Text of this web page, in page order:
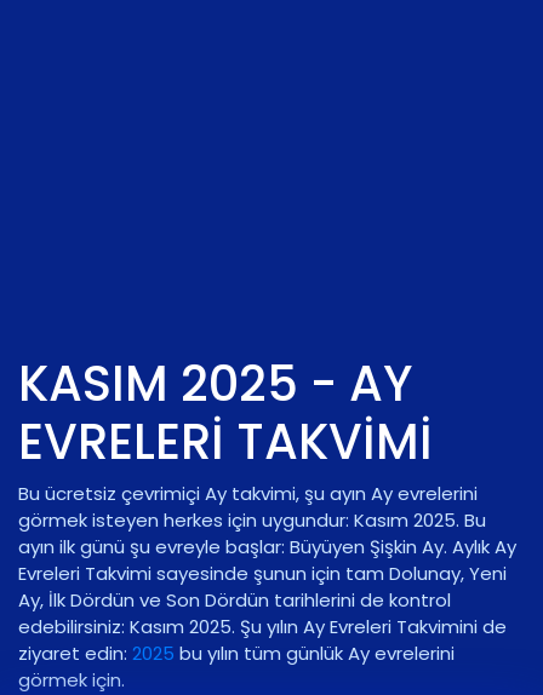
KASIM 2025 - AY
EVRELERI TAKVIMI
Bu ücretsiz çevrimiçi Ay takvimi, şu ayın Ay evrelerini
görmek isteyen herkes için uygundur: Kasım 2025. Bu
ayın ilk günü şu evreyle başlar: Büyüyen Şişkin Ay. Aylık Ay
Evreleri Takvimi sayesinde şunun için tam Dolunay, Yeni
Ay, İlk Dördün ve Son Dördün tarihlerini de kontrol
edebilirsiniz: Kasım 2025. Şu yılın Ay Evreleri Takvimini de
ziyaret edin: 2025 bu yılın tüm günlük Ay evrelerini
görmek için.